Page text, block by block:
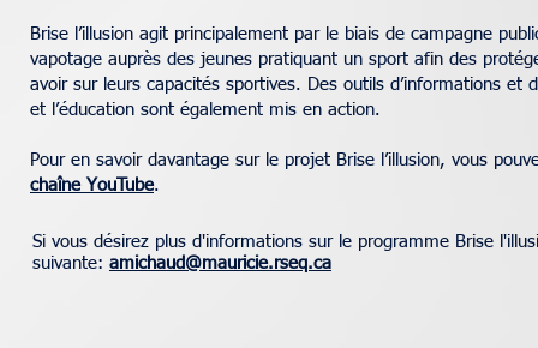
Brise l’illusion agit principalement par le biais de campagne
vapotage auprès des jeunes pratiquant un sport afin des
avoir sur leurs capacités sportives. Des outils d’informations et
et l’éducation sont également mis en action.
Pour en savoir davantage sur le projet Brise l’illusion, vous
chaîne YouTube.
Si vous désirez plus d'informations sur le programme Brise
suivante: amichaud@mauricie.rseq.ca